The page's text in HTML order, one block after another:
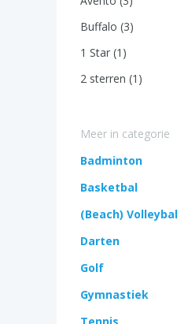
Buffalo (3)
1 Star (1)
2 sterren (1)
Meer in categorie
Badminton
Basketbal
(Beach) Volleybal
Darten
Golf
Gymnastiek